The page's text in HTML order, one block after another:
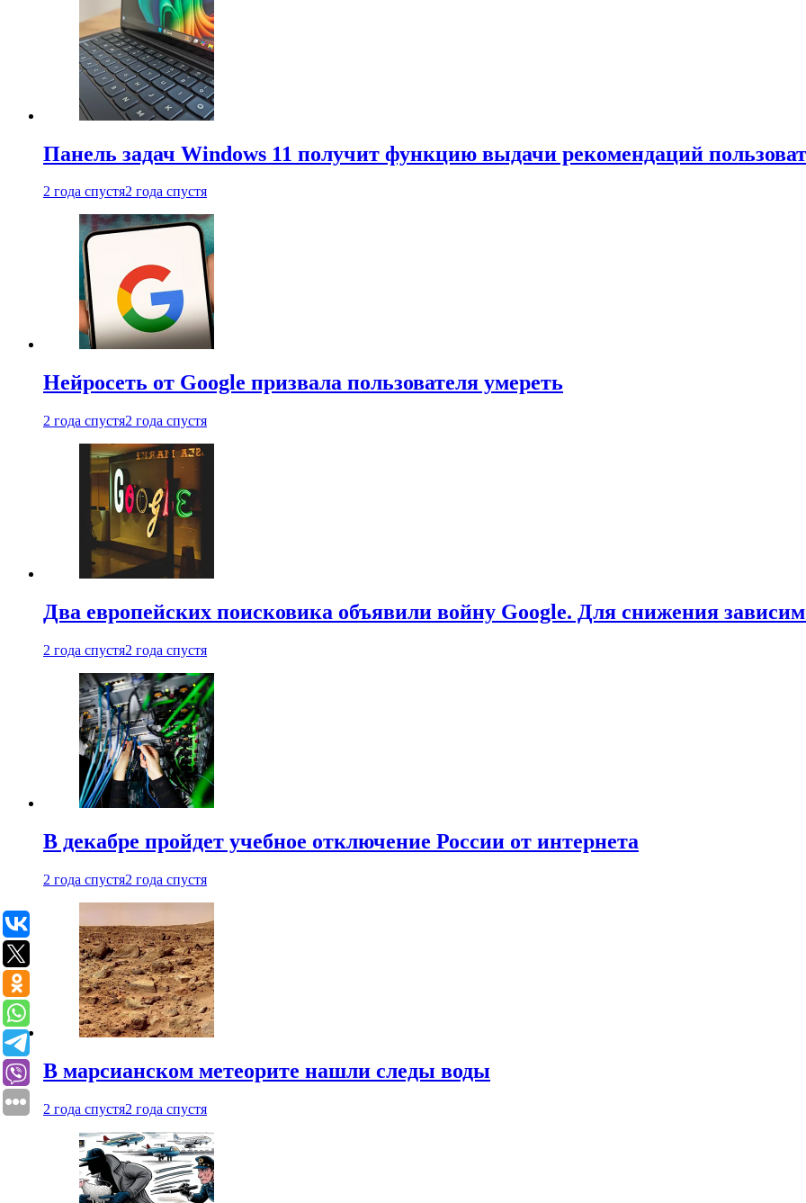
Панель задач Windows 11 получит функцию выдачи рекомендаций
2 года спустя2 года спустя
Нейросеть от Google призвала пользователя умереть
2 года спустя2 года спустя
Два европейских поисковика объявили войну Google. Для снижения
2 года спустя2 года спустя
В декабре пройдет учебное отключение России от интернета
2 года спустя2 года спустя
В марсианском метеорите нашли следы воды
2 года спустя2 года спустя